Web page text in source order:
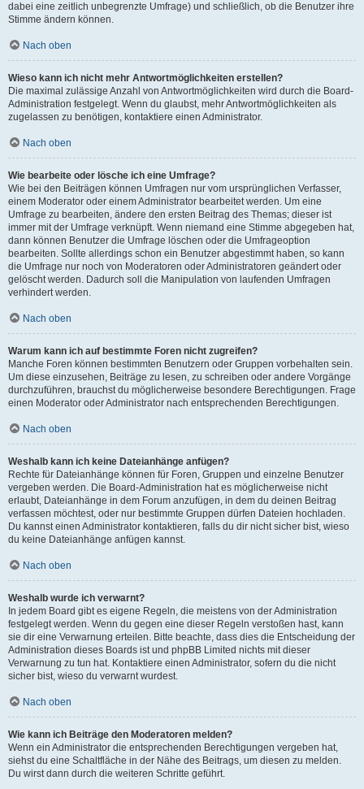
dabei eine zeitlich unbegrenzte Umfrage) und schließlich, ob die Benutzer ihre
Stimme ändern können.
Nach oben
Wieso kann ich nicht mehr Antwortmöglichkeiten erstellen?
Die maximal zulässige Anzahl von Antwortmöglichkeiten wird durch die Board-
Administration festgelegt. Wenn du glaubst, mehr Antwortmöglichkeiten als
zugelassen zu benötigen, kontaktiere einen Administrator.
Nach oben
Wie bearbeite oder lösche ich eine Umfrage?
Wie bei den Beiträgen können Umfragen nur vom ursprünglichen Verfasser,
einem Moderator oder einem Administrator bearbeitet werden. Um eine
Umfrage zu bearbeiten, ändere den ersten Beitrag des Themas; dieser ist
immer mit der Umfrage verknüpft. Wenn niemand eine Stimme abgegeben hat,
dann können Benutzer die Umfrage löschen oder die Umfrageoption
bearbeiten. Sollte allerdings schon ein Benutzer abgestimmt haben, so kann
die Umfrage nur noch von Moderatoren oder Administratoren geändert oder
gelöscht werden. Dadurch soll die Manipulation von laufenden Umfragen
verhindert werden.
Nach oben
Warum kann ich auf bestimmte Foren nicht zugreifen?
Manche Foren können bestimmten Benutzern oder Gruppen vorbehalten sein.
Um diese einzusehen, Beiträge zu lesen, zu schreiben oder andere Vorgänge
durchzuführen, brauchst du möglicherweise besondere Berechtigungen. Frage
einen Moderator oder Administrator nach entsprechenden Berechtigungen.
Nach oben
Weshalb kann ich keine Dateianhänge anfügen?
Rechte für Dateianhänge können für Foren, Gruppen und einzelne Benutzer
vergeben werden. Die Board-Administration hat es möglicherweise nicht
erlaubt, Dateianhänge in dem Forum anzufügen, in dem du deinen Beitrag
verfassen möchtest, oder nur bestimmte Gruppen dürfen Dateien hochladen.
Du kannst einen Administrator kontaktieren, falls du dir nicht sicher bist, wieso
du keine Dateianhänge anfügen kannst.
Nach oben
Weshalb wurde ich verwarnt?
In jedem Board gibt es eigene Regeln, die meistens von der Administration
festgelegt werden. Wenn du gegen eine dieser Regeln verstoßen hast, kann
sie dir eine Verwarnung erteilen. Bitte beachte, dass dies die Entscheidung der
Administration dieses Boards ist und phpBB Limited nichts mit dieser
Verwarnung zu tun hat. Kontaktiere einen Administrator, sofern du die nicht
sicher bist, wieso du verwarnt wurdest.
Nach oben
Wie kann ich Beiträge den Moderatoren melden?
Wenn ein Administrator die entsprechenden Berechtigungen vergeben hat,
siehst du eine Schaltfläche in der Nähe des Beitrags, um diesen zu melden.
Du wirst dann durch die weiteren Schritte geführt.